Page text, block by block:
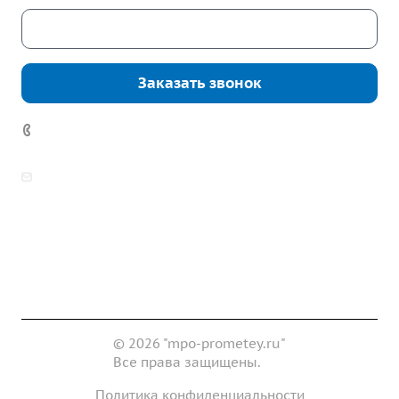
Заказать звонок
© 2026 "mpo-prometey.ru"
Все права защищены.
Политика конфиденциальности